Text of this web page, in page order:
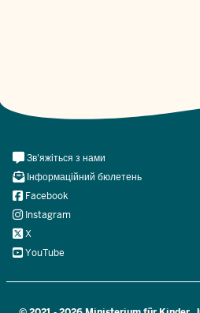
Meta
Navi
Social
Зв'яжіться з нами
Інформаційний бюлетень
Facebook
Instagram
X
YouTube